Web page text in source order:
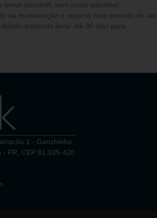
possível, sem custo adicional.
podendo levar até 30 dias para
1 - Ganchinho
PR, CEP 81.935-420